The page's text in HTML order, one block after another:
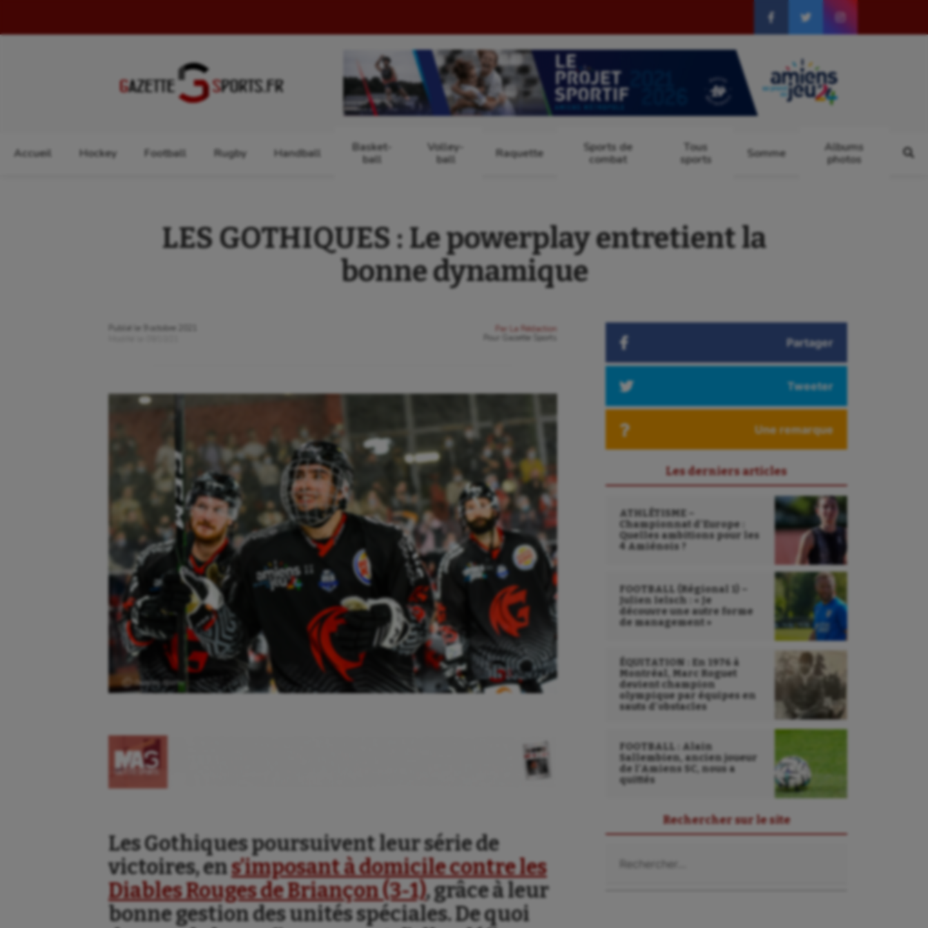
Accueil Hockey Football Rugby Handball
Basket-
ball
Volley-
ball
Raquette
Sports de
combat
Tous
sports
Somme
Albums
photos
LES GOTHIQUES : Le powerplay entretient la
bonne dynamique
Publié le
9 octobre 2021
Par
La Rédaction
Gazette Sports
Ⓒ Gazette Sports
Les Gothiques poursuivent leur série de
victoires, ens’imposant à domicile contre les
Diables Rouges de Briançon (3-1), grâce à leur
bonne gestion des unités spéciales. De quoi
Partager
Tweeter
Une remarque
Les derniers articles
ATHLÉTISME –
Championnat d’Europe :
Quelles ambitions pour les
4 Amiénois ?
FOOTBALL (Régional 1) –
Julien Ielsch : « Je
découvre une autre forme
de management »
ÉQUITATION : En 1976 à
Montréal, Marc Roguet
devient champion
olympique par équipes en
sauts d’obstacles
FOOTBALL : Alain
Sallembien, ancien joueur
de l’Amiens SC, nous a
quittés
Rechercher sur le site